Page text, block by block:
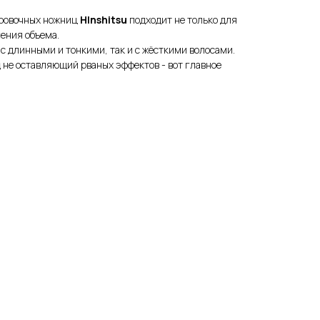
ножниц HInshitsu подходит не только для
объема.
длинными и тонкими, так и с жёсткими волосами.
оставляющий рваных эффектов - вот главное